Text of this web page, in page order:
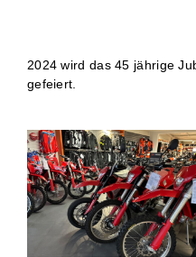
2024 wird das 45 jährige
gefeiert.